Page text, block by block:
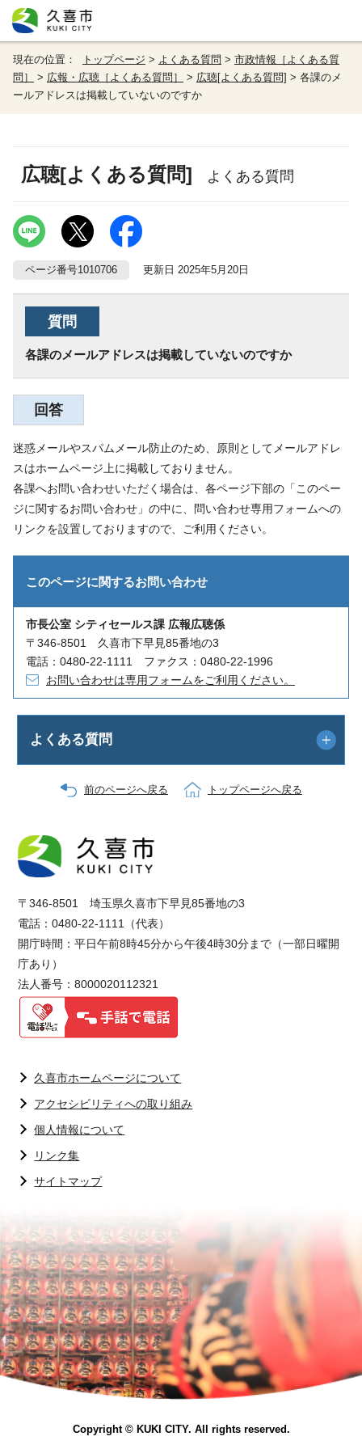
現在の位置： トップページ > よくある質問 > 市政情報［よくある質
問］
> 広報・広聴［よくある質問］ > 広聴[よくある質問] > 各課のメ
ールアドレスは掲載していないのですか
広聴[よくある質問] よくある質問
ページ番号1010706 更新日 2025年5月20日
質問
各課のメールアドレスは掲載していないのですか
回答
迷惑メールやスパムメール防止のため、原則としてメールアドレ
スはホームページ上に掲載しておりません。
各課へお問い合わせいただく場合は、各ページ下部の「このペー
ジに関するお問い合わせ」の中に、問い合わせ専用フォームへの
リンクを設置しておりますので、ご利用ください。
このページに関するお問い合わせ
市長公室 シティセールス課 広報広聴係
〒346-8501 久喜市下早見85番地の3
電話：0480-22-1111 ファクス：0480-22-1996
お問い合わせは専用フォームをご利用ください。
よくある質問
前のページへ戻る トップページへ戻る
〒346-8501 埼玉県久喜市下早見85番地の3
電話：0480-22-1111（代表）
開庁時間：平日午前8時45分から午後4時30分まで（一部日曜開
庁あり）
法人番号：8000020112321
久喜市ホームページについて
アクセシビリティへの取り組み
個人情報について
リンク集
サイトマップ
Copyright © KUKI CITY. All rights reserved.